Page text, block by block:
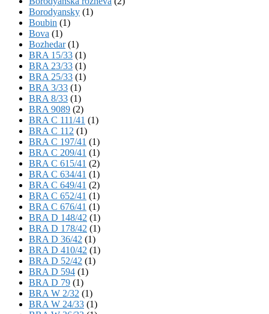
Borodyansky (1)
Boubin (1)
Bova (1)
Bozhedar(1)
BRA 15/33 (1)
BRA 23/33 (1)
BRA 25/33 (1)
BRA 3/33 (1)
BRA 8/33 (1)
BRA 9089 (2)
BRA C 111/41 (1)
BRA C 112 (1)
BRA C 197/41 (1)
BRA C 209/41 (1)
BRA C 615/41 (2)
BRA C 634/41 (1)
BRA C 649/41 (2)
BRA C 652/41 (1)
BRA C 676/41 (1)
BRA D 148/42 (1)
BRA D 178/42 (1)
BRA D 36/42 (1)
BRA D 410/42 (1)
BRA D 52/42 (1)
BRA D 594 (1)
BRA D 79 (1)
BRA W 2/32 (1)
BRA W 24/33 (1)